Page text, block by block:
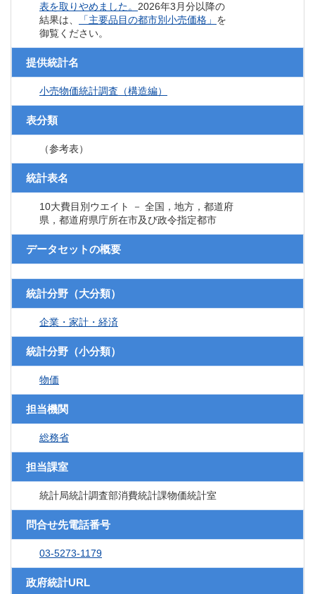
表を取りやめました。 2026年3月分以降の
結果は、
「主要品目の都市別小売価格」 を
御覧ください。
提供統計名
小売物価統計調査（構造編）
表分類
（参考表）
統計表名
10大費目別ウエイト － 全国，地方，都道府
県，都道府県庁所在市及び政令指定都市
データセットの概要
統計分野（大分類）
企業・家計・経済
統計分野（小分類）
物価
担当機関
総務省
担当課室
統計局統計調査部消費統計課物価統計室
問合せ先電話番号
03-5273-1179
政府統計URL